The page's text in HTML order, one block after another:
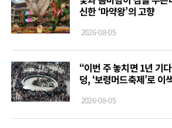
신한 ‘마약왕’의 고향
2026-08-05
“이번 주 놓치면 1년 기
덩, ‘보령머드축제’로 이
2026-08-05